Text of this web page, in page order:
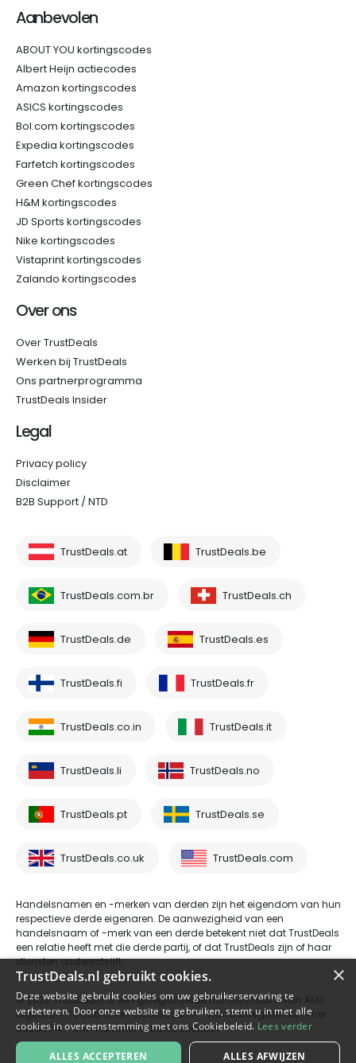
Aanbevolen
ABOUT YOU kortingscodes
Albert Heijn actiecodes
Amazon kortingscodes
ASICS kortingscodes
Bol.com kortingscodes
Expedia kortingscodes
Farfetch kortingscodes
Green Chef kortingscodes
H&M kortingscodes
JD Sports kortingscodes
Nike kortingscodes
Vistaprint kortingscodes
Zalando kortingscodes
Over ons
Over TrustDeals
Werken bij TrustDeals
Ons partnerprogramma
TrustDeals Insider
Legal
Privacy policy
Disclaimer
B2B Support / NTD
TrustDeals.at TrustDeals.be
TrustDeals.com.br TrustDeals.ch
TrustDeals.de TrustDeals.es
TrustDeals.fi TrustDeals.fr
TrustDeals.co.in TrustDeals.it
TrustDeals.li TrustDeals.no
TrustDeals.pt TrustDeals.se
TrustDeals.co.uk TrustDeals.com
Handelsnamen en -merken van derden zijn het eigendom van hun
respectieve derde eigenaren. De aanwezigheid van een
handelsnaam of -merk van een derde betekent niet dat TrustDeals
een relatie heeft met die derde partij, of dat TrustDeals zijn of haar
diensten onderschrijft.
© 2026 TrustDeals is een geregistreerde handelsnaam van AMS
Digital B.V. te Oud Laren 1, 1251BL, Laren - handelsregisternummer
80264174 - btw-nummer NL861609360B01
×
TrustDeals.nl gebruikt cookies.
Deze website gebruikt cookies om uw gebruikerservaring te
verbeteren. Door onze website te gebruiken, stemt u in met alle
cookies in overeenstemming met ons Cookiebeleid. Lees verder
ALLES ACCEPTEREN ALLES AFWIJZEN